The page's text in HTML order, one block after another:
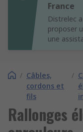
France
Distrelec
proposer
une
/ Câbles,
cordons et
fils
/
Rallonges